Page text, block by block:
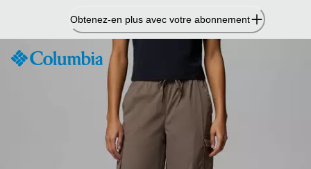
contenu
Obtenez-en plus avec votre abonnement